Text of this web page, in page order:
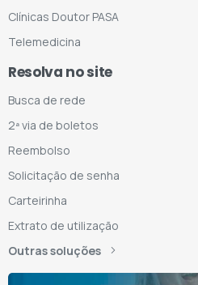
Clínicas Doutor PASA
Telemedicina
Resolva no site
Busca de rede
2ª via de boletos
Reembolso
Solicitação de senha
Carteirinha
Extrato de utilização
Outras soluções